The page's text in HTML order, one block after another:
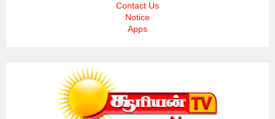
Contact Us
Notice
Apps